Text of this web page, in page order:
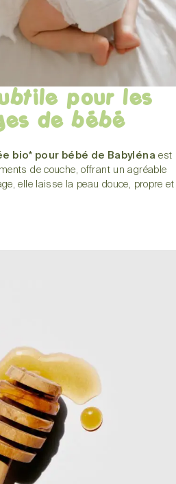
pour les
de bébé
bio* pour bébé de Babyléna est
de couche, offrant un agréable
elle laisse la peau douce, propre et